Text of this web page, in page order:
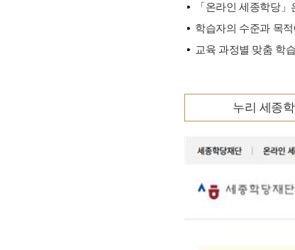
「온라인 세종학당
학습자의 수준과 목
교육 과정별 맞춤 학
누리 세종